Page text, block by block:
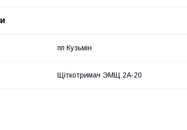
пп Кузьмін
Щіткотримач ЭМЩ 2А-20